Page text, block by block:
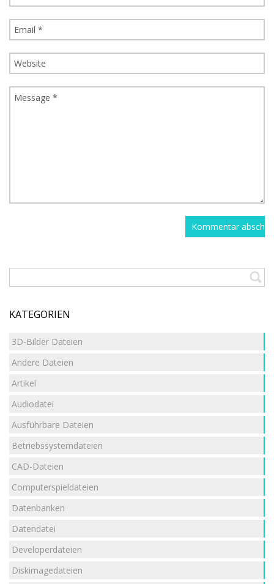
KATEGORIEN
3D-Bilder Dateien
Andere Dateien
Artikel
Audiodatei
Ausführbare Dateien
Betriebssystemdateien
CAD-Dateien
Computerspieldateien
Datenbanken
Datendatei
Developerdateien
Diskimagedateien